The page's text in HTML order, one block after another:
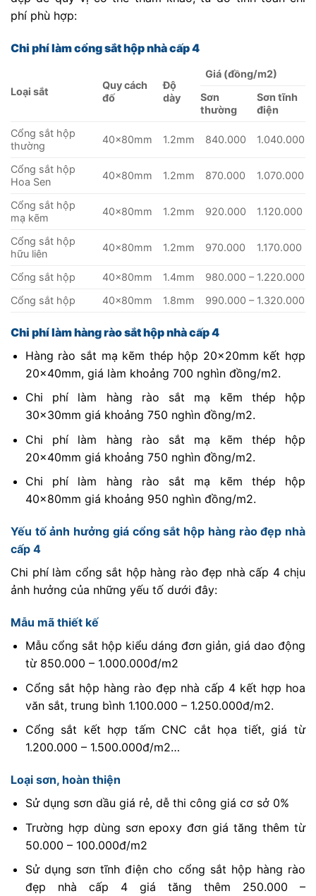
phí phù hợp:
Chi phí làm cổng sắt hộp nhà cấp 4
Loại sắt
Quy cách
đố
Độ
dày
Giá (đồng/m2)
Sơn
thường
Sơn tĩnh
điện
Cổng sắt hộp
thường
40x80mm 1.2mm 840.000 1.040.000
Cổng sắt hộp
Hoa Sen
40x80mm 1.2mm 870.000 1.070.000
Cổng sắt hộp
mạ kẽm
40x80mm 1.2mm 920.000 1.120.000
Cổng sắt hộp
hữu liên
40x80mm 1.2mm 970.000 1.170.000
Cổng sắt hộp 40x80mm 1.4mm
980.000 – 1.220.000
Cổng sắt hộp
40x80mm 1.8mm 990.000 – 1.320.000
Chi phí làm hàng rào sắt hộp nhà cấp 4
Hàng rào sắt mạ kẽm thép hộp 20x20mm kết hợp
20x40mm, giá làm khoảng 700 nghìn đồng/m2.
Chi phí làm hàng rào sắt mạ kẽm thép hộp
30x30mm giá khoảng 750 nghìn đồng/m2.
Chi phí làm hàng rào sắt mạ kẽm thép hộp
20x40mm giá khoảng 750 nghìn đồng/m2.
Chi phí làm hàng rào sắt mạ kẽm thép hộp
40x80mm giá khoảng 950 nghìn đồng/m2.
Yếu tố ảnh hưởng giá cổng sắt hộp hàng rào đẹp nhà
cấp 4
Chi phí làm cổng sắt hộp hàng rào đẹp nhà cấp 4 chịu
ảnh hưởng của những yếu tố dưới đây:
Mẫu mã thiết kế
Mẫu cổng sắt hộp kiểu dáng đơn giản, giá dao động
từ 850.000 – 1.000.000đ/m2
Cổng sắt hộp hàng rào đẹp nhà cấp 4 kết hợp hoa
văn sắt, trung bình 1.100.000 – 1.250.000đ/m2.
Cổng sắt kết hợp tấm CNC cắt họa tiết, giá từ
1.200.000 – 1.500.000đ/m2…
Loại sơn, hoàn thiện
Sử dụng sơn dầu giá rẻ, dễ thi công giá cơ sở 0%
Trường hợp dùng sơn epoxy đơn giá tăng thêm từ
50.000 – 100.000đ/m2
Sử dụng sơn tĩnh điện cho cổng sắt hộp hàng rào
đẹp nhà cấp 4 giá tăng thêm 250.000 –